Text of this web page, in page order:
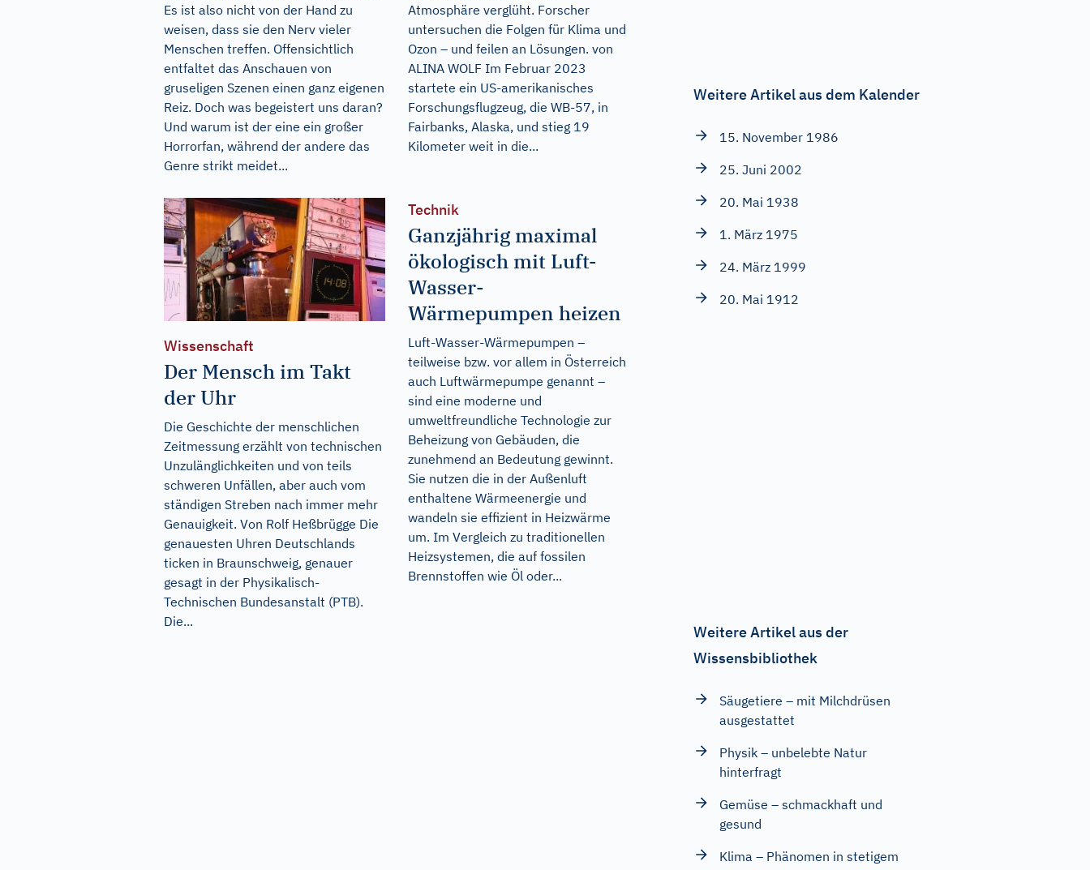
Es ist also nicht von der Hand zu
weisen, dass sie den Nerv vieler
Menschen treffen. Offensichtlich
entfaltet das Anschauen von
gruseligen Szenen einen ganz eigenen
Reiz. Doch was begeistert uns daran?
Und warum ist der eine ein großer
Horrorfan, während der andere das
Genre strikt meidet...
Atmosphäre verglüht. Forscher
untersuchen die Folgen für Klima und
Ozon – und feilen an Lösungen. von
ALINA WOLF Im Februar 2023
startete ein US-amerikanisches
Forschungsflugzeug, die WB-57, in
Fairbanks, Alaska, und stieg 19
Kilometer weit in die...
Wissenschaft
Der Mensch im Takt
der Uhr
Die Geschichte der menschlichen
Zeitmessung erzählt von technischen
Unzulänglichkeiten und von teils
schweren Unfällen, aber auch vom
ständigen Streben nach immer mehr
Genauigkeit. Von Rolf Heßbrügge Die
genauesten Uhren Deutschlands
ticken in Braunschweig, genauer
gesagt in der Physikalisch-
Technischen Bundesanstalt (PTB).
Die...
Technik
Ganzjährig maximal
ökologisch mit Luft-
Wasser-
Wärmepumpen heizen
Luft-Wasser-Wärmepumpen –
teilweise bzw. vor allem in Österreich
auch Luftwärmepumpe genannt –
sind eine moderne und
umweltfreundliche Technologie zur
Beheizung von Gebäuden, die
zunehmend an Bedeutung gewinnt.
Sie nutzen die in der Außenluft
enthaltene Wärmeenergie und
wandeln sie effizient in Heizwärme
um. Im Vergleich zu traditionellen
Heizsystemen, die auf fossilen
Brennstoffen wie Öl oder...
Weitere Artikel aus dem Kalender
15. November 1986
25. Juni 2002
20. Mai 1938
1. März 1975
24. März 1999
20. Mai 1912
Weitere Artikel aus der
Wissensbibliothek
Säugetiere – mit Milchdrüsen
ausgestattet
Physik – unbelebte Natur
hinterfragt
Gemüse – schmackhaft und
gesund
Klima – Phänomen in stetigem